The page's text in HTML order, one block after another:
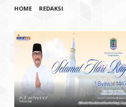
HOME REDAKSI